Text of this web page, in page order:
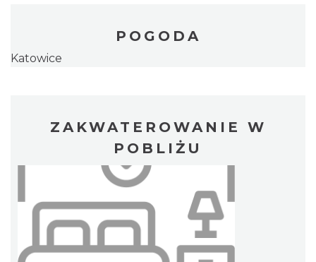
POGODA
Katowice
ZAKWATEROWANIE W
POBLIŻU